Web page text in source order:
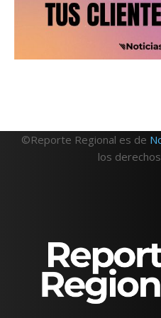
©Reporte Regional es de
los